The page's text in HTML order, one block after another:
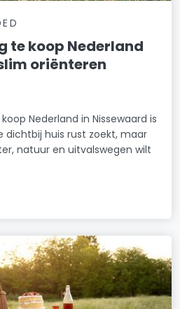
te koop Nederland
oriënteren
Nederland in Nissewaard is
dichtbij huis rust zoekt, maar
natuur en uitvalswegen wilt